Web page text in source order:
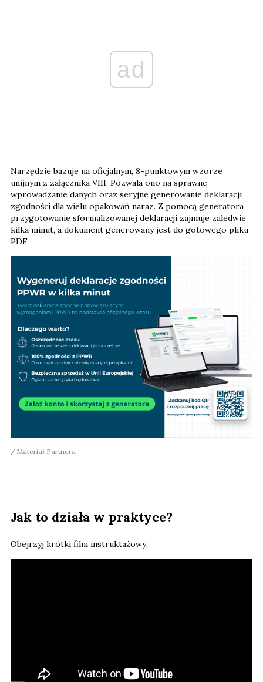
ad
Narzędzie bazuje na oficjalnym, 8-punktowym wzorze
unijnym z załącznika VIII. Pozwala ono na sprawne
wprowadzanie danych oraz seryjne generowanie deklaracji
zgodności dla wielu opakowań naraz. Z pomocą generatora
przygotowanie sformalizowanej deklaracji zajmuje zaledwie
kilka minut, a dokument generowany jest do gotowego pliku
PDF.
Materiał Partnera
Jak to działa w praktyce?
Obejrzyj krótki film instruktażowy: